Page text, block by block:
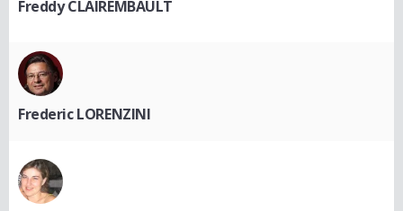
Freddy CLAIREMBAULT
Frederic LORENZINI